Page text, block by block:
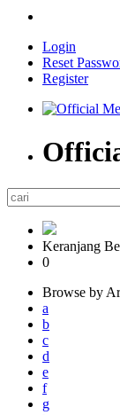
Login
Reset
Register
Keranjang
0
Browse by
a
b
c
d
e
f
g